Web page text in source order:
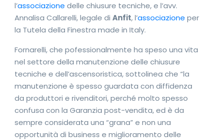
l’associazione delle chiusure tecniche, e l’avv.
Annalisa Callarelli, legale di Anfit, l’associazione per
la Tutela della Finestra made in Italy.
Fornarelli, che pofessionalmente ha speso una vita
nel settore della manutenzione delle chiusure
tecniche e dell’ascensoristica, sottolinea che “la
manutenzione è spesso guardata con diffidenza
da produttori e rivenditori, perché molto spesso
confusa con la Garanzia post-vendita, ed è da
sempre considerata una “grana” e non una
opportunità di business e miglioramento delle